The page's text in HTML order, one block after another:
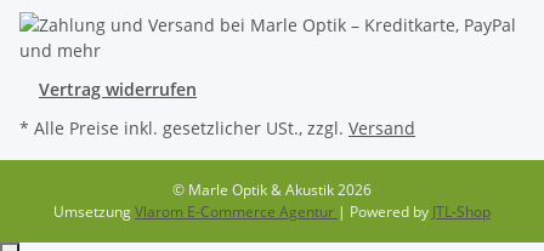
Vertrag widerrufen
* Alle Preise inkl. gesetzlicher USt., zzgl. Versand
© Marle Optik & Akustik 2026
UmsetzungVlarom E-Commerce Agentur | Powered by JTL-Shop